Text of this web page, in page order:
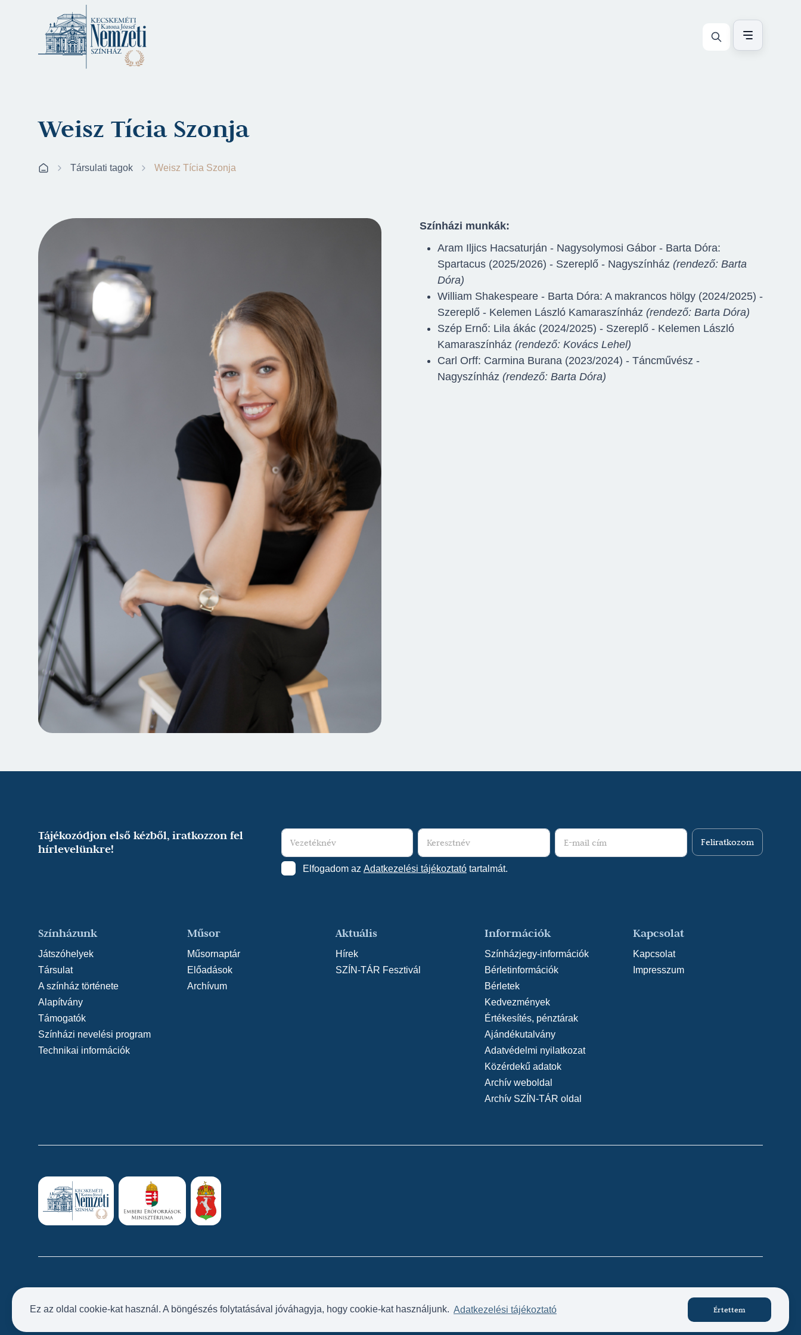
Ez az oldal cookie-kat használ. A böngészés folytatásával jóváhagyja, hogy cookie-kat használjunk. Adatkezelési tájékoztató Értettem
Jegyvásárlás
Weisz Tícia Szonja
Társulati tagok Weisz Tícia Szonja
Színházi munkák:
Aram Iljics Hacsaturján - Nagysolymosi Gábor - Barta Dóra:
Spartacus (2025/2026) - Szereplő - Nagyszínház (rendező: Barta
Dóra)
William Shakespeare - Barta Dóra: A makrancos hölgy (2024/2025) -
Szereplő - Kelemen László Kamaraszínház (rendező: Barta Dóra)
Szép Ernő: Lila ákác (2024/2025) - Szereplő - Kelemen László
Kamaraszínház (rendező: Kovács Lehel)
Carl Orff: Carmina Burana (2023/2024) - Táncművész -
Nagyszínház (rendező: Barta Dóra)
Tájékozódjon első kézből, iratkozzon fel
hírlevelünkre!
Elfogadom az Adatkezelési tájékoztató tartalmát.
Feliratkozom
Színházunk
Játszóhelyek
Társulat
A színház története
Alapítvány
Támogatók
Színházi nevelési program
Technikai információk
Műsor
Műsornaptár
Előadások
Archívum
Aktuális
Hírek
SZÍN-TÁR Fesztivál
Információk
Színházjegy-információk
Bérletinformációk
Bérletek
Kedvezmények
Értékesítés, pénztárak
Ajándékutalvány
Adatvédelmi nyilatkozat
Közérdekű adatok
Archív weboldal
Archív SZÍN-TÁR oldal
Kapcsolat
Kapcsolat
Impresszum
Próbatábla